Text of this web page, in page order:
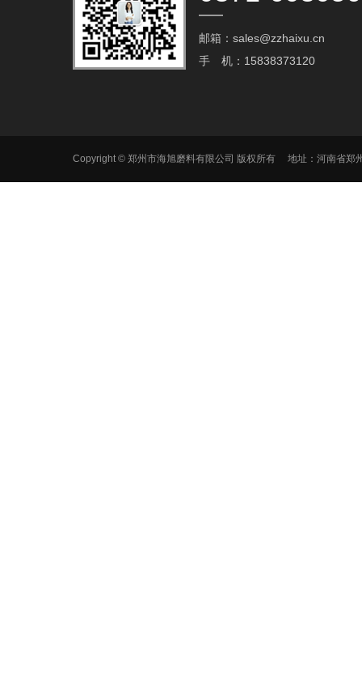
邮箱：sales@zzhaixu.cn
手 机：15838373120
Copyright © 郑州市海旭磨料有限公司 版权所有 地址：河南省